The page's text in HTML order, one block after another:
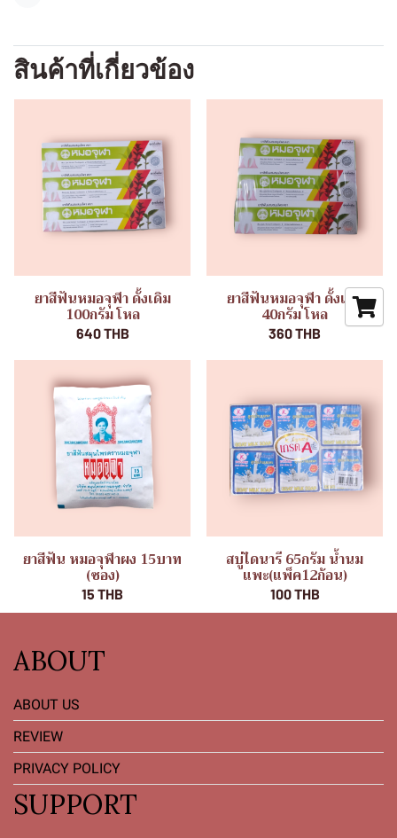
สินค้าที่เกี่ยวข้อง
ยาสีฟันหมอจุฬา ดั้งเดิม
100กรัม โหล
640 THB
ยาสีฟันหมอจุฬา ดั้งเดิม
40กรัม โหล
360 THB
ยาสีฟัน หมอจุฬาผง 15บาท
(ซอง)
15 THB
สบู่ไดนารี 65กรัม น้ำนม
แพะ(แพ็ค12ก้อน)
100 THB
ABOUT
ABOUT US
REVIEW
PRIVACY POLICY
SUPPORT